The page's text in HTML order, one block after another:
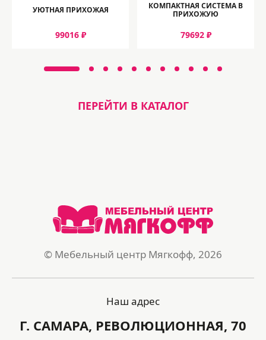
УЮТНАЯ ПРИХОЖАЯ
99016 ₽
КОМПАКТНАЯ СИСТЕМА В
ПРИХОЖУЮ
79692 ₽
ПЕРЕЙТИ В КАТАЛОГ
© Мебельный центр Мягкофф, 2026
Наш адрес
Г. САМАРА, РЕВОЛЮЦИОННАЯ, 70